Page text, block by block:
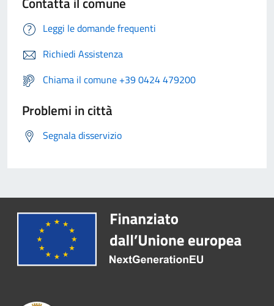
Leggi le domande frequenti
Richiedi Assistenza
Chiama il comune +39 0424 479200
Problemi in città
Segnala disservizio